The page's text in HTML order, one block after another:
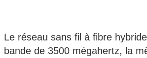
Le réseau sans fil à fibre
bande de 3500 mégahertz, la